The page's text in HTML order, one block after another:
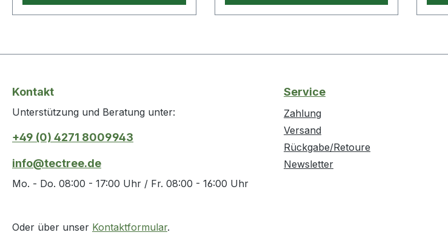
Kontakt
Unterstützung und Beratung unter:
+49 (0) 4271 8009943
info@tectree.de
Mo. - Do. 08:00 - 17:00 Uhr / Fr. 08:00 - 16:00 Uhr
Oder über unser Kontaktformular.
Service
Zahlung
Versand
Rückgabe/Retoure
Newsletter